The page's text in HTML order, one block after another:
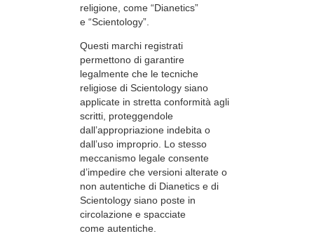
religione, come “Dianetics”
e “Scientology”.
Questi marchi registrati
permettono di garantire
legalmente che le tecniche
religiose di Scientology siano
applicate in stretta conformità agli
scritti, proteggendole
dall’appropriazione indebita o
dall’uso improprio. Lo stesso
meccanismo legale consente
d’impedire che versioni alterate o
non autentiche di Dianetics e di
Scientology siano poste in
circolazione e spacciate
come autentiche.